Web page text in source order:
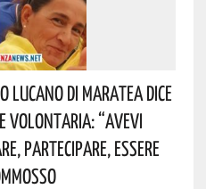
Lucano Di Maratea Dice
Volontaria: “avevi
Partecipare, Essere